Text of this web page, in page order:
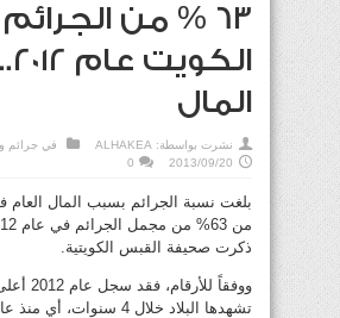
63 % من
المال
نشرت بواسطة: ALHAKEA في جرائم
2013/09/20
0
بلغت نسبة الجرائم بسبب المال العام
ذكرت صحيفة القبس الكويتية.
ووفقاً
تشهدها البلاد خلال 4 سنوات، أي منذ عام 2008.